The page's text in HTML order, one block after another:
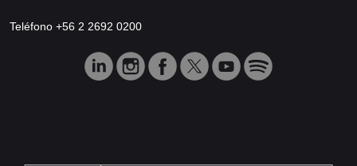
Teléfono +56 2 2692 0200